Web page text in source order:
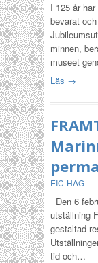
I 125 år
bevarat
minnen,
museet
Läs →
EIC-HAG -
Den 6
utställning
gestaltad
tid och…